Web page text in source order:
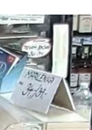
Marie Šafářová.